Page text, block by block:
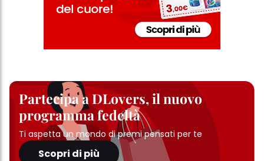
Partecipa a DLovers, il nuovo
programma fedeltà
Ti aspetta un mondo di premi pensati per te
Scopri di più